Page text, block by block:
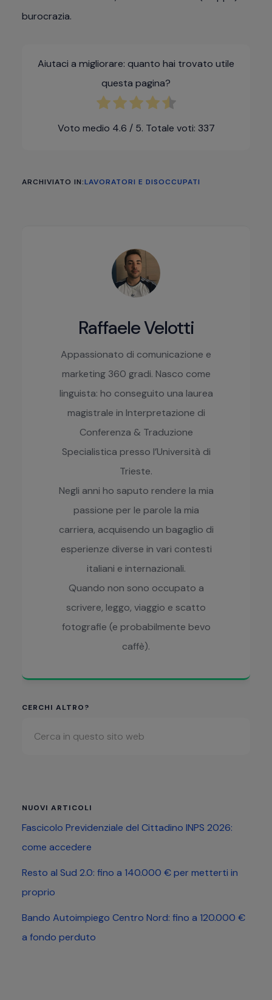
burocrazia.
Aiutaci a migliorare: quanto hai trovato utile
questa pagina?
Voto medio 4.6 / 5. Totale voti: 337
ARCHIVIATO IN:LAVORATORI E DISOCCUPATI
Raffaele Velotti
Appassionato di comunicazione e
marketing 360 gradi. Nasco come
linguista: ho conseguito una laurea
magistrale in Interpretazione di
Conferenza & Traduzione
Specialistica presso l’Università di
Trieste.
Negli anni ho saputo rendere la mia
passione per le parole la mia
carriera, acquisendo un bagaglio di
esperienze diverse in vari contesti
italiani e internazionali.
Quando non sono occupato a
scrivere, leggo, viaggio e scatto
fotografie (e probabilmente bevo
caffè).
Barra
laterale
CERCHI ALTRO?
web
NUOVI ARTICOLI
Fascicolo Previdenziale del Cittadino INPS 2026:
come accedere
Resto al Sud 2.0: fino a 140.000 € per metterti in
proprio
Bando Autoimpiego Centro Nord: fino a 120.000 €
a fondo perduto